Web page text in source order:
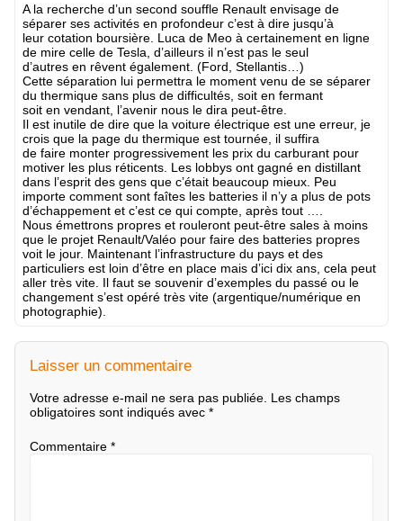
A la recherche d’un second souffle Renault envisage de
séparer ses activités en profondeur c’est à dire jusqu’à
leur cotation boursière. Luca de Meo à certainement en ligne
de mire celle de Tesla, d’ailleurs il n’est pas le seul
d’autres en rêvent également. (Ford, Stellantis…)
Cette séparation lui permettra le moment venu de se séparer
du thermique sans plus de difficultés, soit en fermant
soit en vendant, l’avenir nous le dira peut-être.
Il est inutile de dire que la voiture électrique est une erreur, je
crois que la page du thermique est tournée, il suffira
de faire monter progressivement les prix du carburant pour
motiver les plus réticents. Les lobbys ont gagné en distillant
dans l’esprit des gens que c’était beaucoup mieux. Peu
importe comment sont faîtes les batteries il n’y a plus de pots
d’échappement et c’est ce qui compte, après tout ….
Nous émettrons propres et rouleront peut-être sales à moins
que le projet Renault/Valéo pour faire des batteries propres
voit le jour. Maintenant l’infrastructure du pays et des
particuliers est loin d’être en place mais d’ici dix ans, cela peut
aller très vite. Il faut se souvenir d’exemples du passé ou le
changement s’est opéré très vite (argentique/numérique en
photographie).
Laisser un commentaire
Votre adresse e-mail ne sera pas publiée. Les champs
obligatoires sont indiqués avec *
Commentaire *